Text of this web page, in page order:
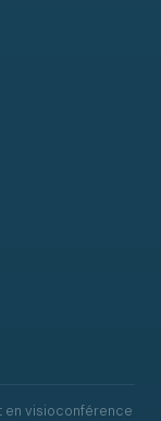
en visioconférence